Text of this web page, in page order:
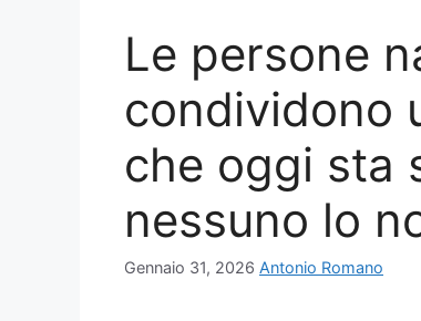
Le persone
condividono
che oggi sta
nessuno lo
Gennaio 31, 2026 Antonio Romano